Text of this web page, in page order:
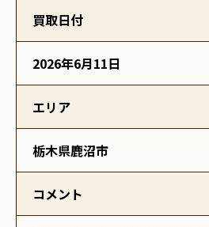
買取日付
2026年6月11日
エリア
栃木県鹿沼市
コメント